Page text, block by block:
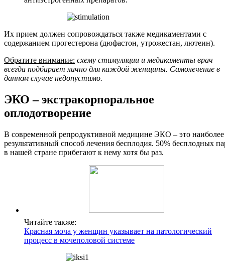
Их прием должен сопровождаться также медикаментами с
содержанием прогестерона (дюфастон, утрожестан, лютеин).
Обратите внимание: схему стимуляции и медикаменты врач
всегда подбирает лично для каждой женщины. Самолечение в
данном случае недопустимо.
ЭКО – экстракорпоральное
оплодотворение
В современной репродуктивной медицине ЭКО – это наиболее
результативный способ лечения бесплодия. 50% бесплодных
в нашей стране прибегают к нему хотя бы раз.
Читайте также:
Красная моча у женщин указывает на патологический
процесс в мочеполовой системе